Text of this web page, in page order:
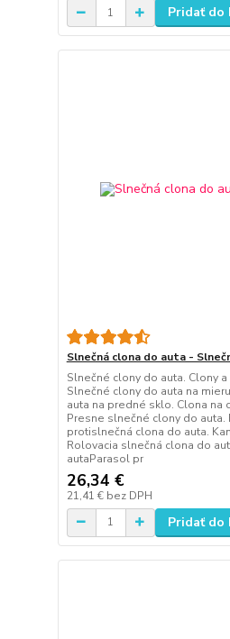
Pridať do
Slnečná clona do auta -
Slnečné clony do auta. Clony
Slnečné clony do auta na
auta na predné sklo. Clona na
Presne slnečné clony do auta.
protislnečná clona do auta.
Rolovacia slnečná clona do
autaParasol pr
26,34 €
21,41 € bez DPH
Pridať do